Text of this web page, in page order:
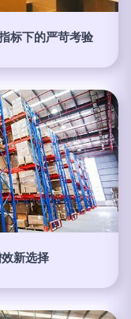
标下的严苛考验
新选择